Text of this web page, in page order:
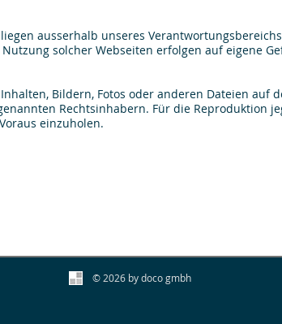
ausserhalb unseres
solcher Webseiten erfolgen auf eigene
Bildern, Fotos oder anderen Dateien auf
Rechtsinhabern. Für die Reproduktion
einzuholen.
© 2026 by doco gmbh